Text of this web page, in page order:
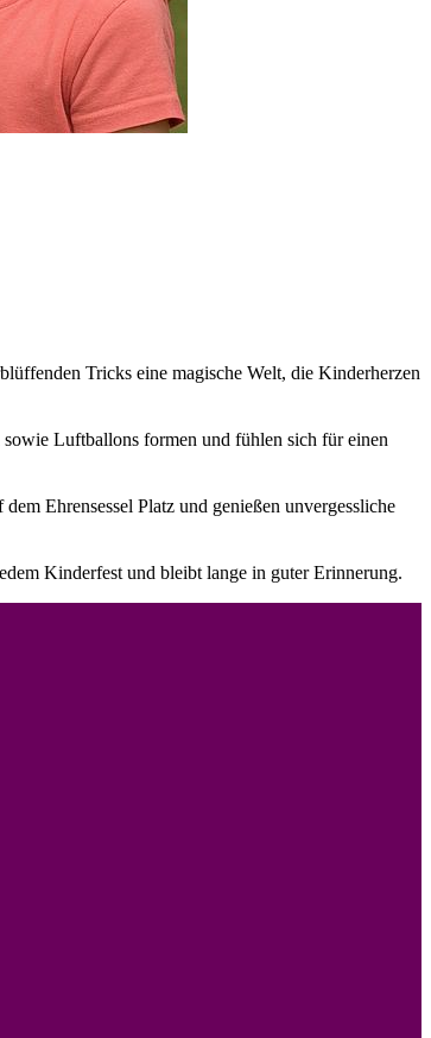
Tricks eine magische Welt, die Kinderherzen
Luftballons formen und fühlen sich für einen
Ehrensessel Platz und genießen unvergessliche
Kinderfest und bleibt lange in guter Erinnerung.